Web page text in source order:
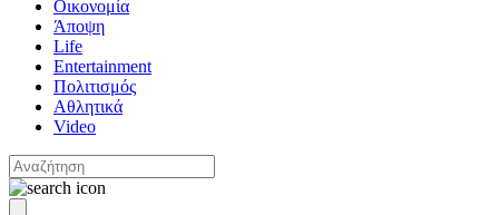
Οικονομία
Άποψη
Life
Entertainment
Πολιτισμός
Αθλητικά
Video